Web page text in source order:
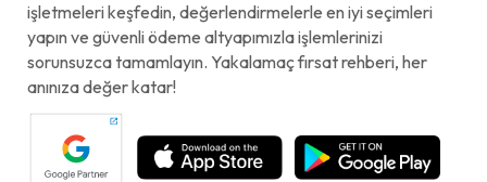
işletmeleri keşfedin, değerlendirmelerle en iyi seçimleri
yapın ve güvenli ödeme altyapımızla işlemlerinizi
sorunsuzca tamamlayın. Yakalamaç fırsat rehberi, her
anınıza değer katar!